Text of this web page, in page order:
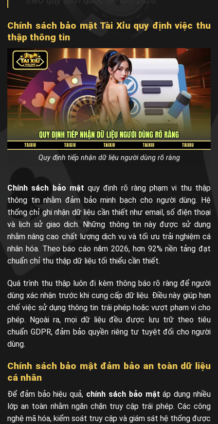
Chính sách bảo mật Tài Xỉu quy định việc thu
thập thông tin
Quy định tiếp nhận dữ liệu người dùng rõ ràng
Chính sách bảo mật quy định rõ ràng phạm vi thu thập
thông tin nhằm đảm bảo minh bạch cho người dùng. Hệ
thống chỉ ghi nhận dữ liệu cần thiết như email, số điện thoại
và lịch sử giao dịch. Những thông tin này được sử dụng
nhằm nâng cao chất lượng dịch vụ và tối ưu trải nghiệm cá
nhân hóa. Theo báo cáo năm 2026, hơn 92% nền tảng đạt
chuẩn chỉ thu thập dữ liệu tối thiểu cần thiết.
Quá trình thu thập luôn đi kèm thông báo rõ ràng để người
dùng xác nhận trước khi cung cấp dữ liệu. Điều này giúp hạn
chế việc sử dụng thông tin trái phép hoặc vượt phạm vi cho
phép. Ngoài ra, mọi dữ liệu đều được lưu trữ theo tiêu
chuẩn GDPR, đảm bảo quyền riêng tư tuyệt đối cho người
dùng.
Chính sách bảo mật đảm bảo an toàn dữ liệu
cá nhân
Để đảm bảo hiệu quả, chính sách bảo mật áp dụng nhiều
lớp an toàn nhằm ngăn chặn truy cập trái phép. Các công
nghệ mã hóa, kiểm soát truy cập và giám sát hệ thống được